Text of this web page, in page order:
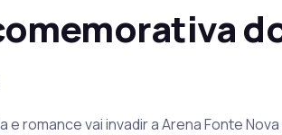
e romance vai invadir a Arena Fonte